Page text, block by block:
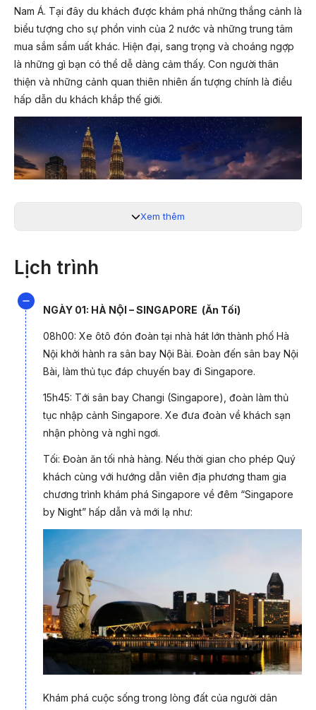
Nam Á. Tại đây du khách được khám phá những thắng cảnh là
biểu tượng cho sự phồn vinh của 2 nước và những trung tâm
mua sắm sầm uất khác. Hiện đại, sang trọng và choáng ngợp
là những gì bạn có thể dễ dàng cảm thấy. Con người thân
thiện và những cảnh quan thiên nhiên ấn tượng chính là điều
hấp dẫn du khách khắp thế giới.
Xem thêm
Lịch trình
NGÀY 01: HÀ NỘI – SINGAPORE (Ăn Tối)
08h00: Xe ôtô đón đoàn tại nhà hát lớn thành phố Hà
Nội khởi hành ra sân bay Nội Bài. Đoàn đến sân bay Nội
Bài, làm thủ tục đáp chuyến bay đi Singapore.
15h45: Tới sân bay Changi (Singapore), đoàn làm thủ
tục nhập cảnh Singapore. Xe đưa đoàn về khách sạn
nhận phòng và nghỉ ngơi.
Tối: Đoàn ăn tối nhà hàng. Nếu thời gian cho phép Quý
khách cùng với hướng dẫn viên địa phương tham gia
chương trình khám phá Singapore về đêm “Singapore
by Night” hấp dẫn và mới lạ như:
Khám phá cuộc sống trong lòng đất của người dân